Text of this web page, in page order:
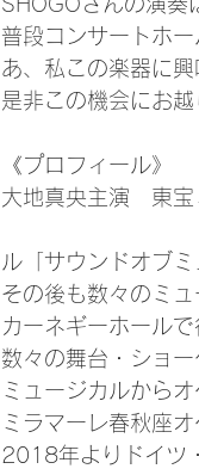
普段コンサートホ
あ、私この楽器に
是非この機会にお
《プロフィール》
大地真央主演　東
ル「サウンドオブ
その後も数々のミ
カーネギーホール
数々の舞台・ショ
ミュージカルから
ミラマーレ春秋座
2018年よりドイツ